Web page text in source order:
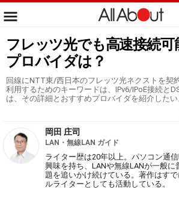
フレッツ光でも高速接続
プロバイダは？
回線にNTT東/西日本のフレッツ光ネクストを契
利用するためのキーワードは、IPv6/IPoE接続と
は、その詳細とおすすめプロバイダを紹介したい
岡田 庄司
LAN・無線LAN ガイド
ライター歴は20年以上。パソコン通
興味を持ち、LANや無線LANが一般に
題を追いかけ続けている。著作はす
ルライターとしても活動している。